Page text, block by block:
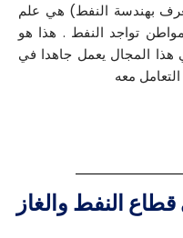
بهندسة النفط) هي علم
تواجد النفط . هذا هو
هذا المجال يعمل جاهدا في
معه
النفط والغاز